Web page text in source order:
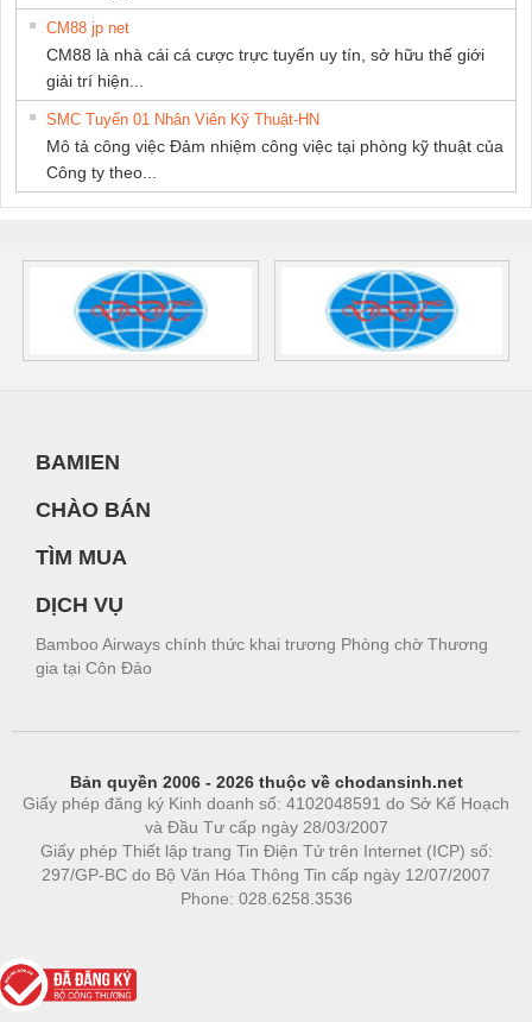
CM88 jp net
CM88 là nhà cái cá cược trực tuyến uy tín, sở hữu thế giới
giải trí hiện...
SMC Tuyển 01 Nhân Viên Kỹ Thuật-HN
Mô tả công việc Đảm nhiệm công việc tại phòng kỹ thuật của
Công ty theo...
BAMIEN
CHÀO BÁN
TÌM MUA
DỊCH VỤ
Bamboo Airways chính thức khai trương Phòng chờ Thương
gia tại Côn Đảo
Bản quyền 2006 - 2026 thuộc về chodansinh.net
Giấy phép đăng ký Kinh doanh số: 4102048591 do Sở Kế Hoạch
và Đầu Tư cấp ngày 28/03/2007
Giấy phép Thiết lập trang Tin Điện Tử trên Internet (ICP) số:
297/GP-BC do Bộ Văn Hóa Thông Tin cấp ngày 12/07/2007
Phone: 028.6258.3536